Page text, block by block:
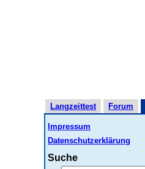
Langzeittest Forum
Impressum
Datenschutzerklärung
Suche